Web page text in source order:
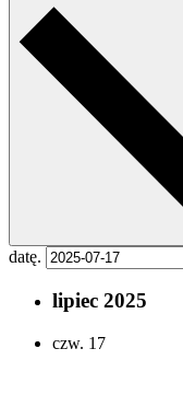
datę.
lipiec 2025
czw. 17